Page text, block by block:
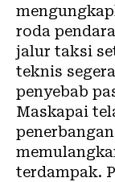
roda
jalur taksi
teknis
penyebab
Maskapai
terdampak.